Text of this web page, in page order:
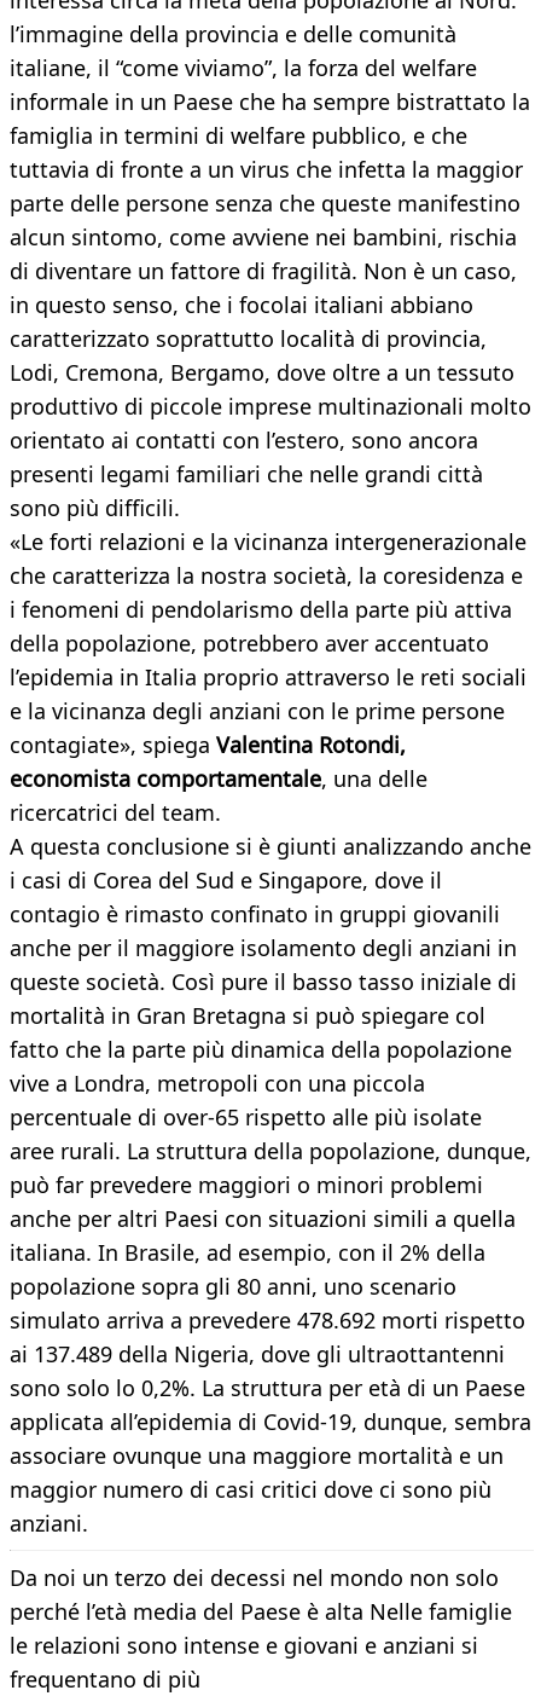
l’immagine della provincia e delle comunità
italiane, il “come viviamo”, la forza del welfare
informale in un Paese che ha sempre bistrattato la
famiglia in termini di welfare pubblico, e che
tuttavia di fronte a un virus che infetta la maggior
parte delle persone senza che queste manifestino
alcun sintomo, come avviene nei bambini, rischia
di diventare un fattore di fragilità. Non è un caso,
in questo senso, che i focolai italiani abbiano
caratterizzato soprattutto località di provincia,
Lodi, Cremona, Bergamo, dove oltre a un tessuto
produttivo di piccole imprese multinazionali molto
orientato ai contatti con l’estero, sono ancora
presenti legami familiari che nelle grandi città
sono più difficili.
«Le forti relazioni e la vicinanza intergenerazionale
che caratterizza la nostra società, la coresidenza e
i fenomeni di pendolarismo della parte più attiva
della popolazione, potrebbero aver accentuato
l’epidemia in Italia proprio attraverso le reti sociali
e la vicinanza degli anziani con le prime persone
contagiate», spiega Valentina Rotondi,
economista comportamentale, una delle
ricercatrici del team.
A questa conclusione si è giunti analizzando anche
i casi di Corea del Sud e Singapore, dove il
contagio è rimasto confinato in gruppi giovanili
anche per il maggiore isolamento degli anziani in
queste società. Così pure il basso tasso iniziale di
mortalità in Gran Bretagna si può spiegare col
fatto che la parte più dinamica della popolazione
vive a Londra, metropoli con una piccola
percentuale di over-65 rispetto alle più isolate
aree rurali. La struttura della popolazione, dunque,
può far prevedere maggiori o minori problemi
anche per altri Paesi con situazioni simili a quella
italiana. In Brasile, ad esempio, con il 2% della
popolazione sopra gli 80 anni, uno scenario
simulato arriva a prevedere 478.692 morti rispetto
ai 137.489 della Nigeria, dove gli ultraottantenni
sono solo lo 0,2%. La struttura per età di un Paese
applicata all’epidemia di Covid-19, dunque, sembra
associare ovunque una maggiore mortalità e un
maggior numero di casi critici dove ci sono più
anziani.
Da noi un terzo dei decessi nel mondo non solo
perché l’età media del Paese è alta Nelle famiglie
le relazioni sono intense e giovani e anziani si
frequentano di più